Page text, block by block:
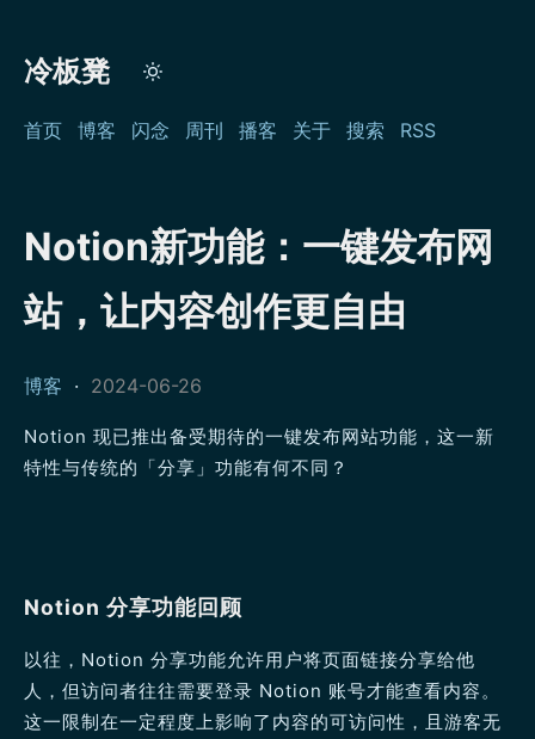
冷板凳
首页 博客 闪念 周刊 播客 关于 搜索 RSS
Notion新功能：一键发布网
站，让内容创作更自由
博客 · 2024-06-26
Notion 现已推出备受期待的一键发布网站功能，这一新
特性与传统的「分享」功能有何不同？
Notion 分享功能回顾
以往，Notion 分享功能允许用户将页面链接分享给他
人，但访问者往往需要登录 Notion 账号才能查看内容。
这一限制在一定程度上影响了内容的可访问性，且游客无